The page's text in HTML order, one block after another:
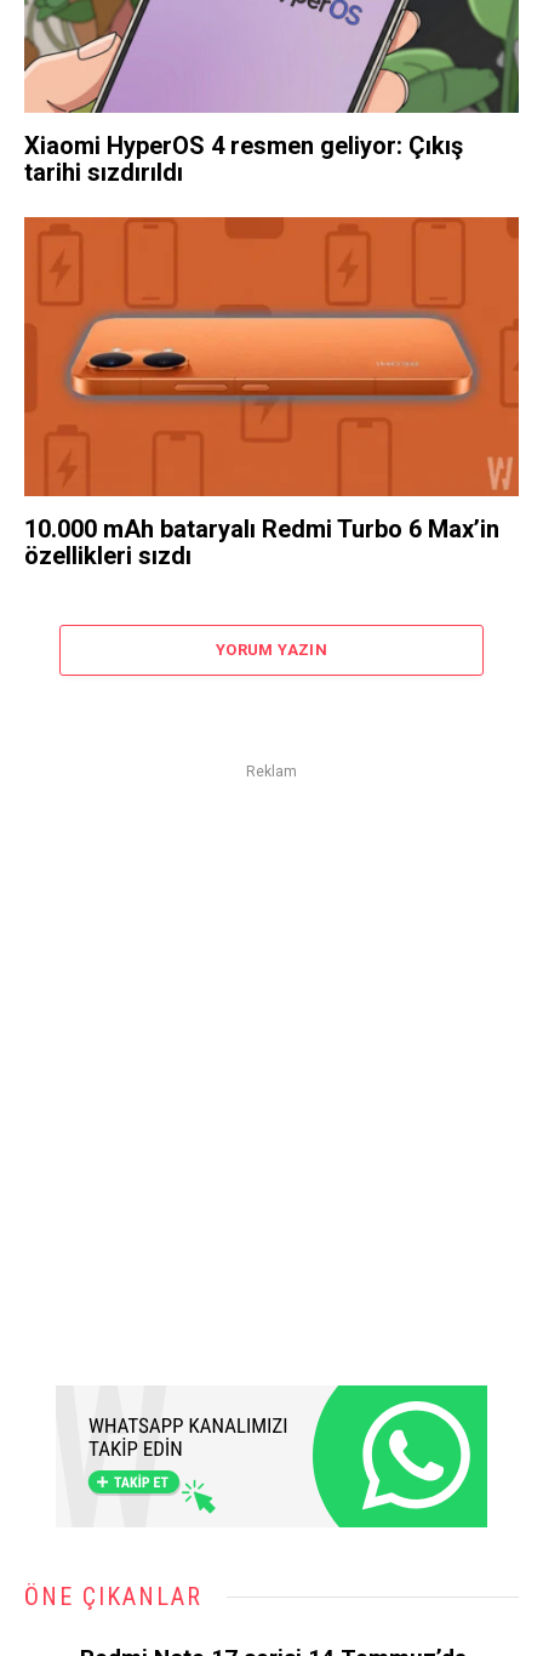
Xiaomi HyperOS 4 resmen geliyor: Çıkış
tarihi sızdırıldı
10.000 mAh bataryalı Redmi Turbo 6 Max’in
özellikleri sızdı
YORUM YAZIN
Reklam
ÖNE ÇIKANLAR